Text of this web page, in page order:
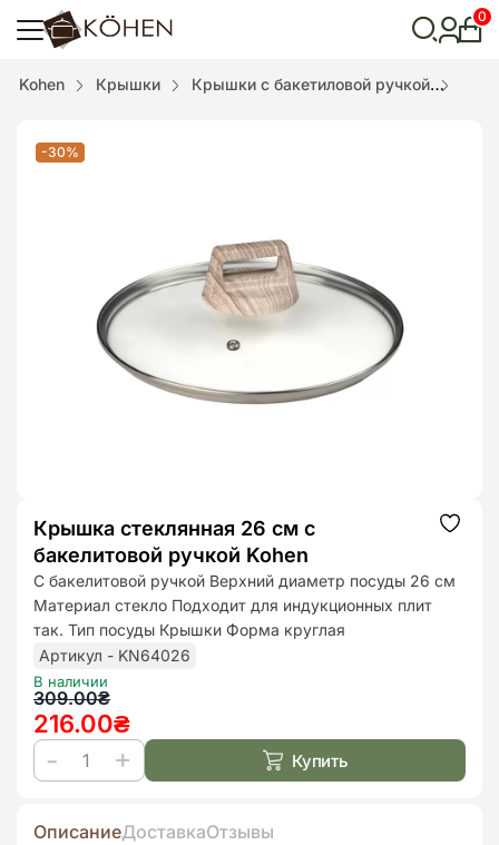
пошук
0
Kohen Крышки Крышки с бакетиловой ручкой
-30%
Крышка стеклянная 26 см с
бакелитовой ручкой Kohen
С бакелитовой ручкой Верхний диаметр посуды 26 см
Материал стекло Подходит для индукционных плит
так. Тип посуды Крышки Форма круглая
Артикул - KN64026
В наличии
309.00₴
Первоначальная
цена
составляла
309.00₴.
216.00₴
Текущая
цена:
216.00₴.
Количество
Крышка
Купить
ОписаниеДоставкаОтзывы